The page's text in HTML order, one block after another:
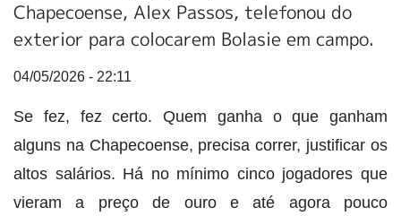
Chapecoense, Alex Passos, telefonou do
exterior para colocarem Bolasie em campo.
04/05/2026 - 22:11
Se fez, fez certo. Quem ganha o que ganham
alguns na Chapecoense, precisa correr, justificar os
altos salários. Há no mínimo cinco jogadores que
vieram a preço de ouro e até agora pouco